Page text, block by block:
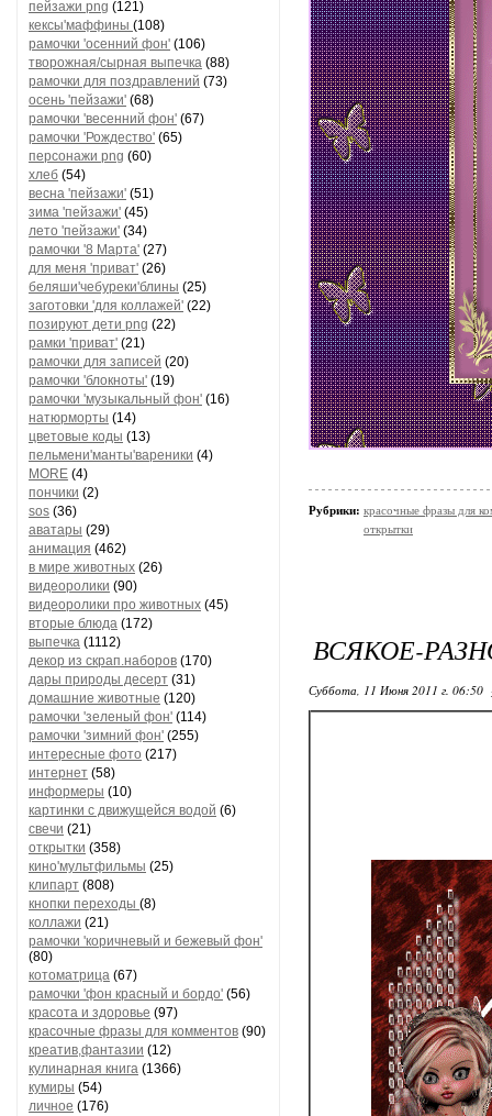
пейзажи png (121)
кексы'маффины (108)
рамочки 'осенний фон' (106)
творожная/сырная выпечка (88)
рамочки для поздравлений (73)
осень 'пейзажи' (68)
рамочки 'весенний фон' (67)
рамочки 'Рождество' (65)
персонажи png (60)
хлеб (54)
весна 'пейзажи' (51)
зима 'пейзажи' (45)
лето 'пейзажи' (34)
рамочки '8 Марта' (27)
для меня 'приват' (26)
беляши'чебуреки'блины (25)
заготовки 'для коллажей' (22)
позируют дети png (22)
рамки 'приват' (21)
рамочки для записей (20)
рамочки 'блокноты' (19)
рамочки 'музыкальный фон' (16)
натюрморты (14)
цветовые коды (13)
пельмени'манты'вареники (4)
MORE (4)
пончики (2)
sos (36)
аватары (29)
анимация (462)
в мире животных (26)
видеоролики (90)
видеоролики про животных (45)
вторые блюда (172)
выпечка (1112)
декор из скрап.наборов (170)
дары природы десерт (31)
домашние животные (120)
рамочки 'зеленый фон' (114)
рамочки 'зимний фон' (255)
интересные фото (217)
интернет (58)
информеры (10)
картинки с движущейся водой (6)
свечи (21)
открытки (358)
кино'мультфильмы (25)
клипарт (808)
кнопки переходы (8)
коллажи (21)
рамочки 'коричневый и бежевый фон'
(80)
котоматрица (67)
рамочки 'фон красный и бордо' (56)
красота и здоровье (97)
красочные фразы для комментов (90)
креатив,фантазии (12)
кулинарная книга (1366)
кумиры (54)
личное (176)
Рубрики: красочные фразы для
открытки
ВСЯКОЕ-
Суббота, 11 Июня 2011 г. 06:50